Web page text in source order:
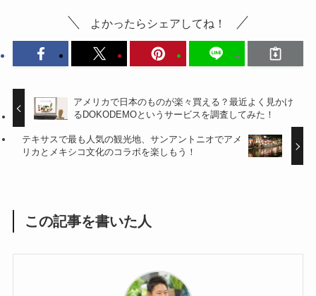
よかったらシェアしてね！
アメリカで日本のものが楽々買える？最近よく見かけ
るDOKODEMOというサービスを調査してみた！
テキサスで最も人気の観光地、サンアントニオでアメ
リカとメキシコ文化のコラボを楽しもう！
この記事を書いた人